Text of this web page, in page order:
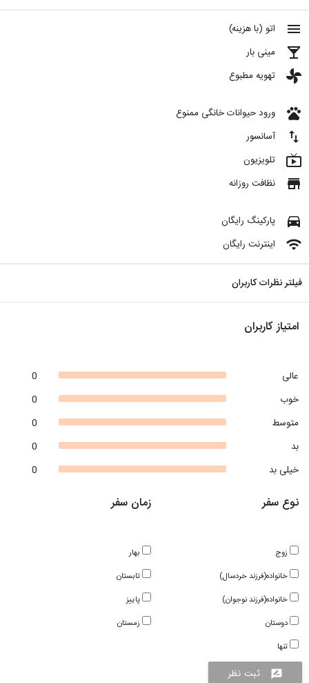
menu اتو (با هزینه)
local_bar مینی بار
toys تهویه مطبوع
pets ورود حیوانات خانگی ممنوع
import_export آسانسور
live_tv تلویزیون
store نظافت روزانه
directions_car پارکینگ رایگان
wifi اینترنت رایگان
فیلتر نظرات کاربران
امتیاز کاربران
0
عالی
0
خوب
0
متوسط
0
بد
0
خیلی بد
زمان سفر
بهار
تابستان
پاییز
زمستان
نوع سفر
زوج
خانواده(فرزند خردسال)
خانواده(فرزند نوجوان)
دوستان
تنها
rate_review ثبت نظر